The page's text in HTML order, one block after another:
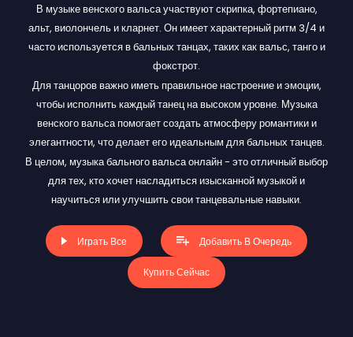
В музыке венского вальса участвуют скрипка, фортепиано,
альт, виолончель и кларнет. Он имеет характерный ритм 3/4 и
часто используется в бальных танцах, таких как вальс, танго и
фокстрот.
Для танцоров важно иметь правильное настроение и эмоции,
чтобы исполнить каждый танец на высоком уровне. Музыка
венского вальса помогает создать атмосферу романтики и
элегантности, что делает его идеальным для бальных танцев.
В целом, музыка бального вальса онлайн - это отличный выбор
для тех, кто хочет насладиться изысканной музыкой и
научиться или улучшить свои танцевальные навыки.
Играть Все Добавить В Очередь
Купить Сейчас